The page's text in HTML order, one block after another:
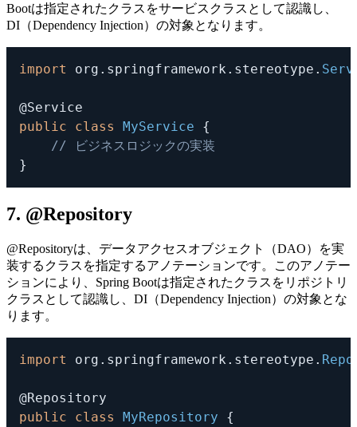
Bootは指定されたクラスをサービスクラスとして認識し、
DI（Dependency Injection）の対象となります。
import org . springframework . stereotype .
@Service
public
class MyService
{
// ビジネスロジックの実装
}
7. @Repository
@Repositoryは、データアクセスオブジェクト（DAO）を実
装するクラスを指定するアノテーションです。このアノテー
ションにより、Spring Bootは指定されたクラスをリポジトリ
クラスとして認識し、DI（Dependency Injection）の対象とな
ります。
import org . springframework . stereotype .
@Repository
public
class MyRepository
{